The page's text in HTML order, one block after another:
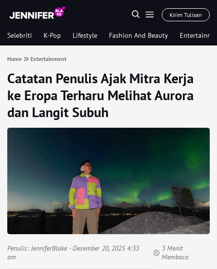
Kirim Tulisan
Selebriti K-Pop Lifestyle Fashion And Beauty
Home Entertainment
Catatan Penulis Ajak Mitra Kerja
ke Eropa Terharu Melihat Aurora
dan Langit Subuh
Penulis:JenniferBlake- Desember 20, 2025 4:33
am
3 Menit
Membaca